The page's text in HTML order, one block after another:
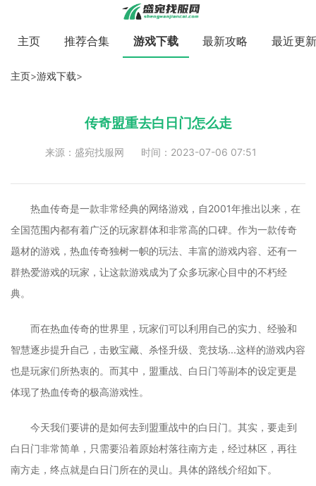
主页 推荐合集 游戏下载 最新攻略 最近更新
主页>游戏下载>
传奇盟重去白日门怎么走
来源：盛宛找服网 时间：2023-07-06 07:51
热血传奇是一款非常经典的网络游戏，自2001年推出以来，在
全国范围内都有着广泛的玩家群体和非常高的口碑。作为一款传奇
题材的游戏，热血传奇独树一帜的玩法、丰富的游戏内容、还有一
群热爱游戏的玩家，让这款游戏成为了众多玩家心目中的不朽经
典。
而在热血传奇的世界里，玩家们可以利用自己的实力、经验和
智慧逐步提升自己，击败宝藏、杀怪升级、竞技场...这样的游戏内容
也是玩家们所热衷的。而其中，盟重战、白日门等副本的设定更是
体现了热血传奇的极高游戏性。
今天我们要讲的是如何去到盟重战中的白日门。其实，要走到
白日门非常简单，只需要沿着原始村落往南方走，经过林区，再往
南方走，终点就是白日门所在的灵山。具体的路线介绍如下。